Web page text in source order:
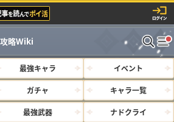
略Wiki
最強キャラ イベント
ガチャ キャラ一覧
最強武器 ナドクライ